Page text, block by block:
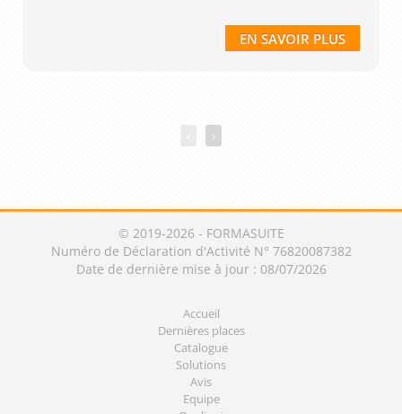
EN SAVOIR PLUS
›
© 2019-2026 - FORMASUITE
Numéro de Déclaration d'Activité N° 76820087382
Date de dernière mise à jour : 08/07/2026
Accueil
Dernières places
Catalogue
Solutions
Avis
Equipe